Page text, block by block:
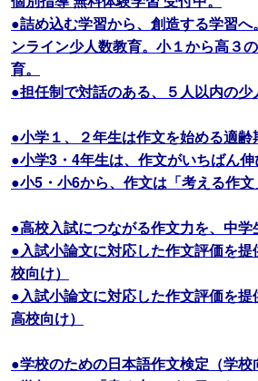
●詰め込む学習から、創造する学習
ンライン少人数教育。小１から高３
育。
●担任制で対話のある、５人以内の
●小学１、２年生は作文を始める適齢
●小学3・4年生は、作文がいちばん
●小5・小6から、作文は「考える作文
●高校入試につながる作文力を、中学
●入試小論文に対応した作文評価を
校向け）
●入試小論文に対応した作文評価を
高校向け）
●学校のための日本語作文検定（学校